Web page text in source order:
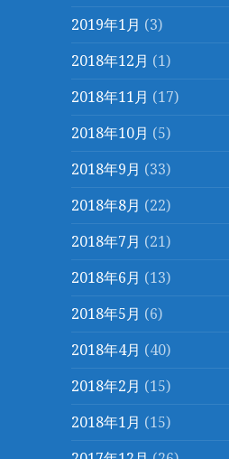
2019年1月 (3)
2018年12月 (1)
2018年11月 (17)
2018年10月 (5)
2018年9月 (33)
2018年8月 (22)
2018年7月 (21)
2018年6月 (13)
2018年5月 (6)
2018年4月 (40)
2018年2月 (15)
2018年1月 (15)